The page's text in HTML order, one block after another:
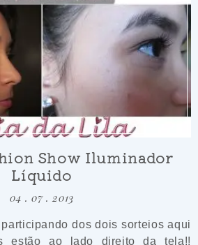
Show Iluminador
Líquido
04 . 07 . 2013
dos dois sorteios aqui
estão ao lado direito da tela!!